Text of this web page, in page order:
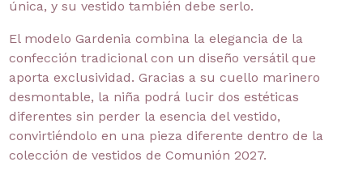
única, y su vestido también debe serlo.
El modelo Gardenia combina la elegancia de la
confección tradicional con un diseño versátil que
aporta exclusividad. Gracias a su cuello marinero
desmontable, la niña podrá lucir dos estéticas
diferentes sin perder la esencia del vestido,
convirtiéndolo en una pieza diferente dentro de la
colección de vestidos de Comunión 2027.